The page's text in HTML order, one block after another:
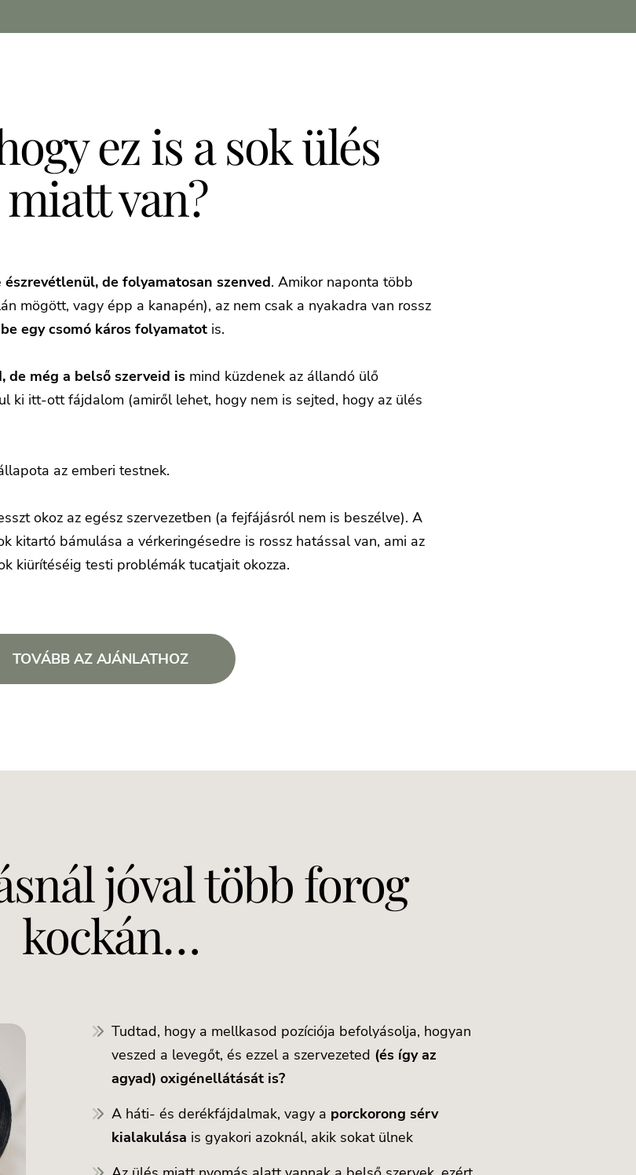
ez is a sok ülés
miatt van?
észrevétlenül, de folyamatosan szenved. Amikor naponta több
mögött, vagy épp a kanapén), az nem csak a nyakadra van rossz
egy csomó káros folyamatot is.
de még a belső szerveid is mind küzdenek az állandó ülő
ki itt-ott fájdalom (amiről lehet, hogy nem is sejted, hogy az ülés
az emberi testnek.
okoz az egész szervezetben (a fejfájásról nem is beszélve). A
kitartó bámulása a vérkeringésedre is rossz hatással van, ami az
kiürítéséig testi problémák tucatjait okozza.
TOVÁBB AZ AJÁNLATHOZ
jóval több forog
kockán…
Tudtad, hogy a mellkasod pozíciója befolyásolja, hogyan
veszed a levegőt, és ezzel a szervezeted (és így az
agyad) oxigénellátását is?
A háti- és derékfájdalmak, vagy a porckorong sérv
kialakulása is gyakori azoknál, akik sokat ülnek